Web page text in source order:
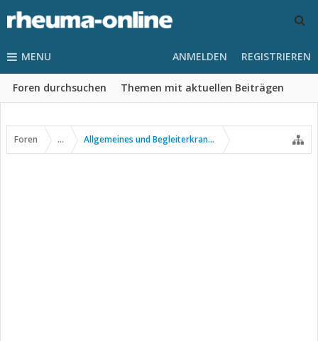
MENU
Foren durchsuchen Themen mit aktuellen Beiträgen
ANMELDEN REGISTRIEREN
Foren ... Allgemeines und Begleiterkrankungen